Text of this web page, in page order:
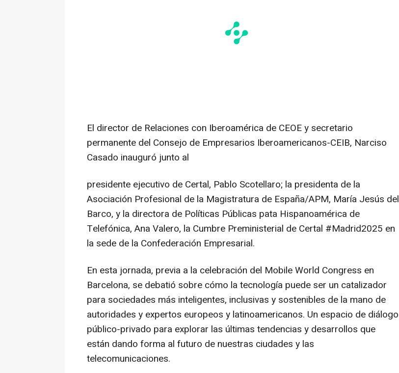
El director de Relaciones con Iberoamérica de CEOE y secretario
permanente del Consejo de Empresarios Iberoamericanos-CEIB, Narciso
Casado inauguró junto al
presidente ejecutivo de Certal, Pablo Scotellaro; la presidenta de la
Asociación Profesional de la Magistratura de España/APM, María Jesús del
Barco, y la directora de Políticas Públicas pata Hispanoamérica de
Telefónica, Ana Valero, la Cumbre Preministerial de Certal #Madrid2025 en
la sede de la Confederación Empresarial.
En esta jornada, previa a la celebración del Mobile World Congress en
Barcelona, se debatió sobre cómo la tecnología puede ser un catalizador
para sociedades más inteligentes, inclusivas y sostenibles de la mano de
autoridades y expertos europeos y latinoamericanos. Un espacio de diálogo
público-privado para explorar las últimas tendencias y desarrollos que
están dando forma al futuro de nuestras ciudades y las
telecomunicaciones.